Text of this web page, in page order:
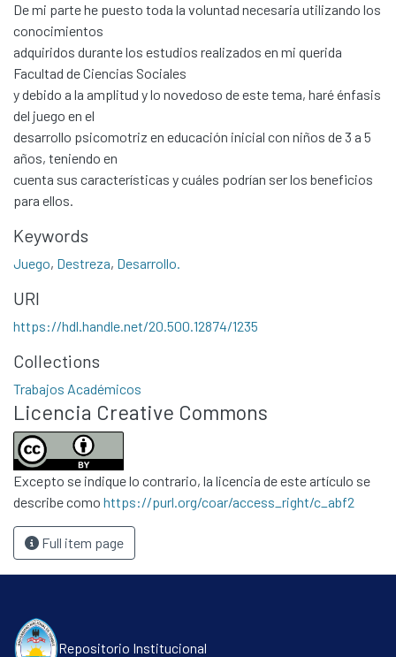
All of DSpace
Statistics
Contacto
Políticas
De mi parte he puesto toda la voluntad necesaria utilizando los
conocimientos
adquiridos durante los estudios realizados en mi querida
Facultad de Ciencias Sociales
y debido a la amplitud y lo novedoso de este tema, haré énfasis
del juego en el
desarrollo psicomotriz en educación inicial con niños de 3 a 5
años, teniendo en
cuenta sus características y cuáles podrían ser los beneficios
para ellos.
Keywords
Juego, Destreza, Desarrollo.
URI
https://hdl.handle.net/20.500.12874/1235
Collections
Trabajos Académicos
Licencia Creative Commons
Excepto se indique lo contrario, la licencia de este artículo se
describe como https://purl.org/coar/access_right/c_abf2
Full item page
Repositorio Institucional